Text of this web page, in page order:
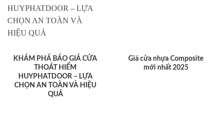
KHÁM PHÁ BÁO GIÁ CỬA
THOÁT HIỂM
HUYPHATDOOR – LỰA
CHỌN AN TOÀN VÀ HIỆU
QUẢ
Giá cửa nhựa Composite
mới nhất 2025